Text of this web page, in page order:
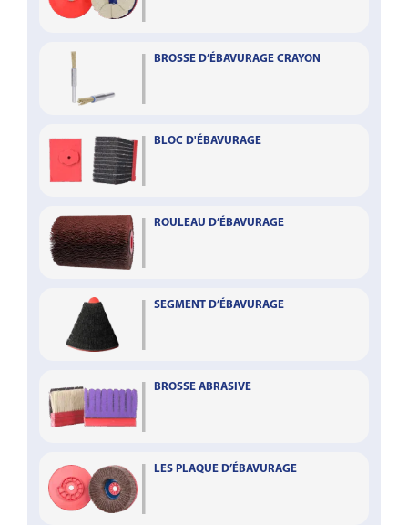
BROSSE D’ÉBAVURAGE CRAYON
BLOC D'ÉBAVURAGE
ROULEAU D’ÉBAVURAGE
SEGMENT D’ÉBAVURAGE
BROSSE ABRASIVE
LES PLAQUE D’ÉBAVURAGE